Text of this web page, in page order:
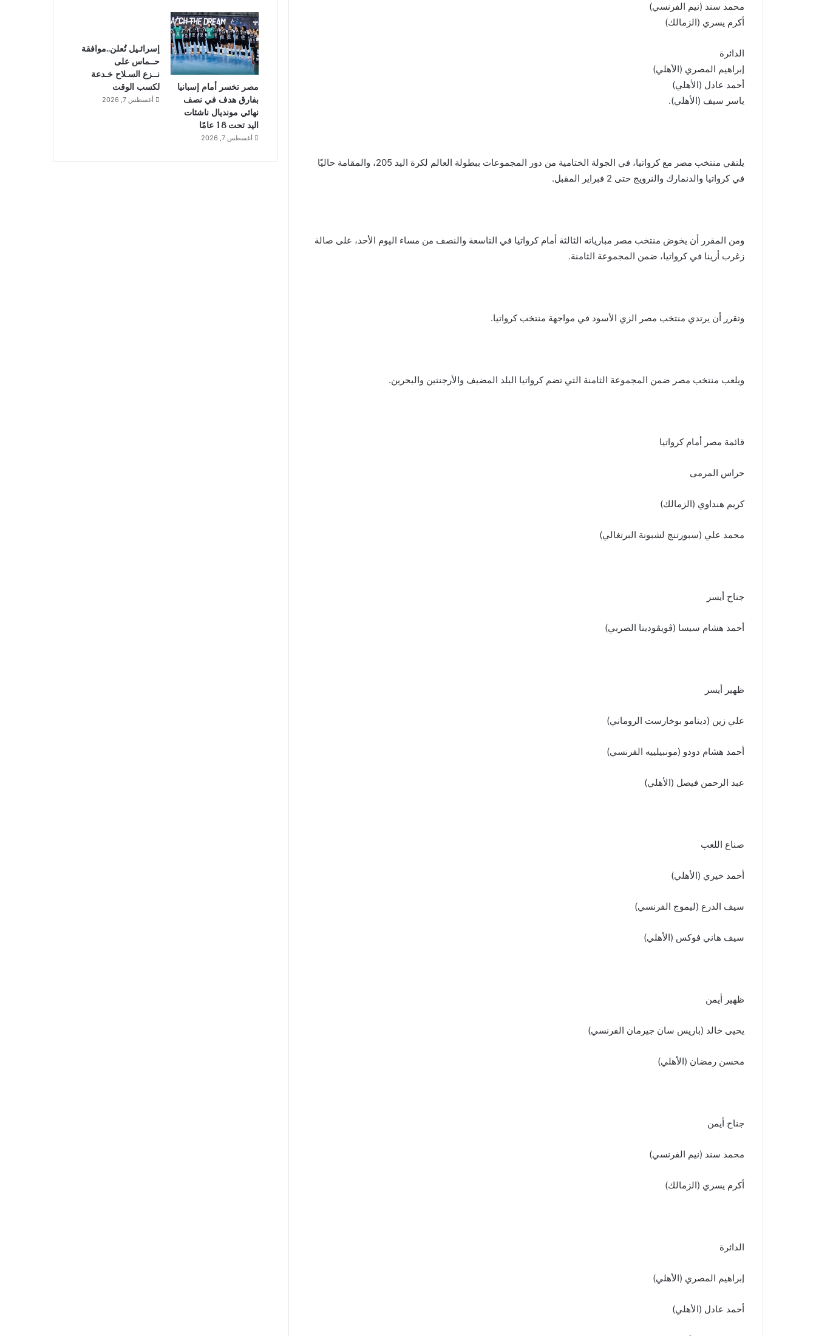
محمد سند (نيم الفرنسي)
أكرم يسري (الزمالك)
الدائرة
إبراهيم المصري (الأهلي)
أحمد عادل (الأهلي)
ياسر سيف (الأهلي).
يلتقي منتخب مصر مع كرواتيا، في الجولة الختامية من دور المجموعات ببطولة العالم لكرة اليد 205، والمقامة حاليًا
في كرواتيا والدنمارك والنرويج حتى 2 فبراير المقبل.
ومن المقرر أن يخوض منتخب مصر مبارياته الثالثة أمام كرواتيا في التاسعة والنصف من مساء اليوم الأحد، على صالة
زغرب أرينا في كرواتيا، ضمن المجموعة الثامنة.
وتقرر أن يرتدي منتخب مصر الزي الأسود في مواجهة منتخب كرواتيا.
ويلعب منتخب مصر ضمن المجموعة الثامنة التي تضم كرواتيا البلد المضيف والأرجنتين والبحرين.
قائمة مصر أمام كرواتيا
حراس المرمى
كريم هنداوي (الزمالك)
محمد علي (سبورتنج لشبونة البرتغالي)
جناح أيسر
أحمد هشام سيسا (ڤويڤودينا الصربي)
ظهير أيسر
علي زين (دينامو بوخارست الروماني)
أحمد هشام دودو (مونبيلييه الفرنسي)
عبد الرحمن فيصل (الأهلي)
صناع اللعب
أحمد خيري (الأهلي)
سيف الدرع (ليموج الفرنسي)
سيف هاني فوكس (الأهلي)
ظهير أيمن
يحيى خالد (باريس سان جيرمان الفرنسي)
محسن رمضان (الأهلي)
جناح أيمن
محمد سند (نيم الفرنسي)
أكرم يسري (الزمالك)
الدائرة
إبراهيم المصري (الأهلي)
أحمد عادل (الأهلي)
مصر تخسر أمام إسبانيا
بفارق هدف في نصف
نهائي مونديال ناشئات
اليد تحت 18 عامًا
أغسطس 7, 2026
إسرائـيل تُعلن..موافقة
حــماس على
نــزع السـلاح خـدعة
لكسب الوقت
أغسطس 7, 2026